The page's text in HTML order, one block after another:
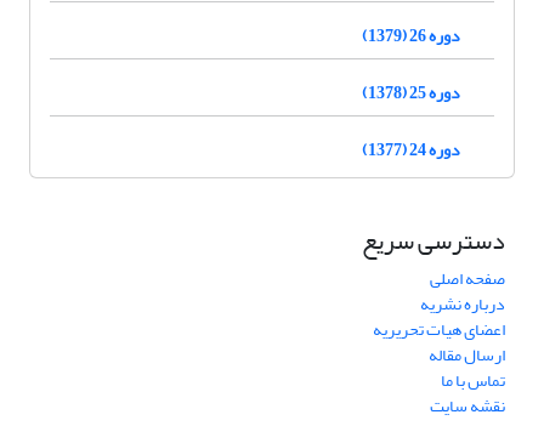
دوره 26 (1379)
دوره 25 (1378)
دوره 24 (1377)
دسترسی سریع
صفحه اصلی
درباره نشریه
اعضای هیات تحریریه
ارسال مقاله
تماس با ما
نقشه سایت